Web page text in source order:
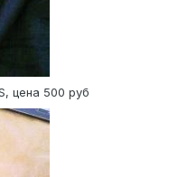
цена 500 руб